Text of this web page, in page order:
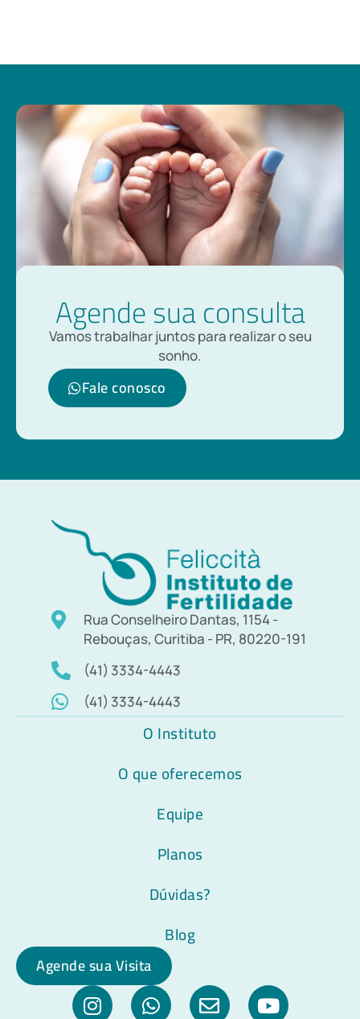
Agende sua consulta
Vamos trabalhar juntos para realizar o seu
sonho.
Fale conosco
Rua Conselheiro Dantas, 1154 -
Rebouças, Curitiba - PR, 80220-191
(41) 3334-4443
(41) 3334-4443
O Instituto
O que oferecemos
Equipe
Planos
Dúvidas?
Blog
Agende sua Visita